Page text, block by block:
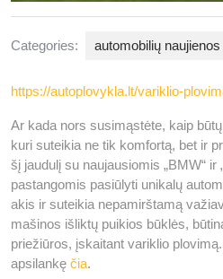
Categories: automobilių naujienos
https://autoplovykla.lt/variklio-
Ar kada nors susimąstėte, kaip
kuri suteikia ne tik komfortą, bet ir
šį jaudulį su naujausiomis „BMW“ ir
pastangomis pasiūlyti unikalų
akis ir suteikia nepamirštamą
mašinos išliktų puikios būklės,
priežiūros, įskaitant variklio
apsilankę čia.